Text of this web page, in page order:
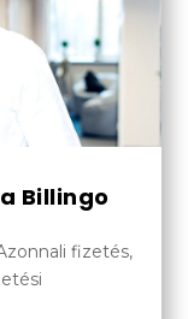
Billingo
fizetés,